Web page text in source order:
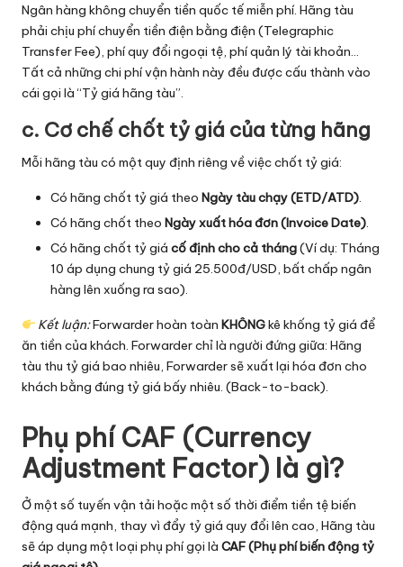
Ngân hàng không chuyển tiền quốc tế miễn phí. Hãng tàu
phải chịu phí chuyển tiền điện bằng điện (Telegraphic
Transfer Fee), phí quy đổi ngoại tệ, phí quản lý tài khoản…
Tất cả những chi phí vận hành này đều được cấu thành vào
cái gọi là “Tỷ giá hãng tàu”.
c. Cơ chế chốt tỷ giá của từng hãng
Mỗi hãng tàu có một quy định riêng về việc chốt tỷ giá:
Có hãng chốt tỷ giá theo Ngày tàu chạy (ETD/ATD).
Có hãng chốt theo Ngày xuất hóa đơn (Invoice Date).
Có hãng chốt tỷ giá cố định cho cả tháng(Ví dụ: Tháng
10 áp dụng chung tỷ giá 25.500đ/USD, bất chấp ngân
hàng lên xuống ra sao).
Kết luận:Forwarderhoàn toànKHÔNGkê khống tỷ giá để
ăn tiền của khách. Forwarder chỉ là người đứng giữa: Hãng
tàu thu tỷ giá bao nhiêu, Forwarder sẽ xuất lại hóa đơn cho
khách bằng đúng tỷ giá bấy nhiêu. (Back-to-back).
Phụ phí CAF (Currency
Adjustment Factor) là gì?
Ở một số tuyến vận tải hoặc một số thời điểm tiền tệ biến
động quá mạnh, thay vì đẩy tỷ giá quy đổi lên cao, Hãng tàu
sẽ áp dụng một loại phụ phí gọi là CAF (Phụ phí biến động tỷ